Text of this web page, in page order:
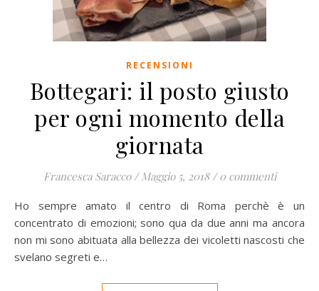
RECENSIONI
Bottegari: il posto giusto
per ogni momento della
giornata
Francesca Saracco / Maggio 5, 2018 / 0 commenti
Ho sempre amato il centro di Roma perchè è un
concentrato di emozioni; sono qua da due anni ma ancora
non mi sono abituata alla bellezza dei vicoletti nascosti che
svelano segreti e…